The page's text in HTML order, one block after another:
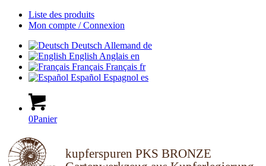
Liste des produits
Mon compte / Connexion
Deutsch Allemand de
English Anglais en
Français Français fr
Español Espagnol es
0Panier
kupferspuren PKS BRONZE